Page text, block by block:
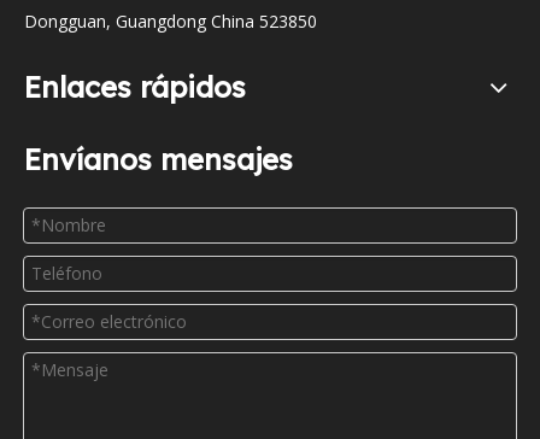
Dongguan, Guangdong China 523850
Enlaces rápidos
Envíanos mensajes